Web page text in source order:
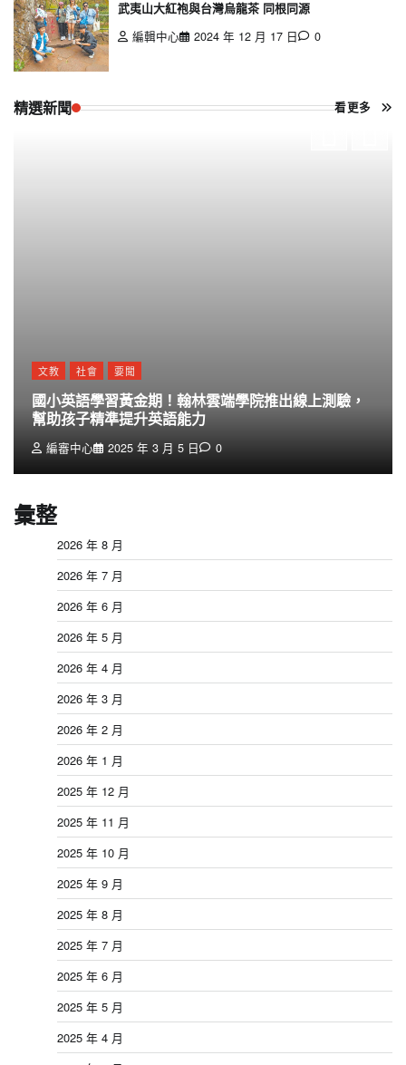
武夷山大紅袍與台灣烏龍茶 同根同源
編輯中心
2024 年 12 月 17 日 0
精選新聞 看更多
文教 社會 要聞
國小英語學習黃金期！翰林雲端學院推出線上測驗，
幫助孩子精準提升英語能力
編審中心 2025 年 3 月 5 日 0
彙整
2026 年 8 月
2026 年 7 月
2026 年 6 月
2026 年 5 月
2026 年 4 月
2026 年 3 月
2026 年 2 月
2026 年 1 月
2025 年 12 月
2025 年 11 月
2025 年 10 月
2025 年 9 月
2025 年 8 月
2025 年 7 月
2025 年 6 月
2025 年 5 月
2025 年 4 月